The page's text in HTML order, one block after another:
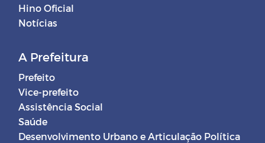
Hino Oficial
Notícias
A Prefeitura
Prefeito
Vice-prefeito
Assistência Social
Saúde
Desenvolvimento Urbano e Articulação Política